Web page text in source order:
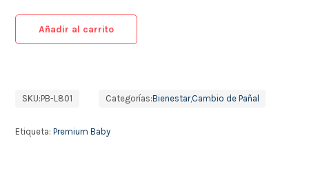
Añadir al carrito
SKU:PB-L801 Categorías:Bienestar,Cambio de Pañal
Etiqueta:Premium Baby